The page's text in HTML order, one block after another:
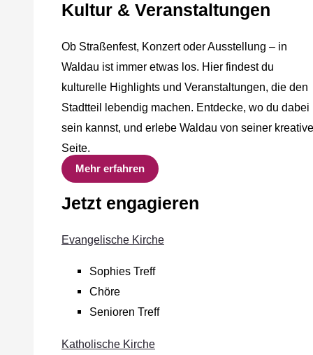
Kultur & Veranstaltungen
Ob Straßenfest, Konzert oder Ausstellung – in
Waldau ist immer etwas los. Hier findest du
kulturelle Highlights und Veranstaltungen, die den
Stadtteil lebendig machen. Entdecke, wo du dabei
sein kannst, und erlebe Waldau von seiner
Seite.
Mehr erfahren
Jetzt engagieren
Evangelische Kirche
Sophies Treff
Chöre
Senioren Treff
Katholische Kirche